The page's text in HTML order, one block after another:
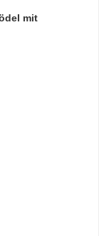
mit